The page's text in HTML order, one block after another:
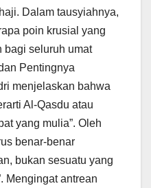
Dalam tausyiahnya,
poin krusial yang
bagi seluruh umat
Pentingnya
menjelaskan bahwa
Al-Qasdu atau
yang mulia”. Oleh
benar-benar
bukan sesuatu yang
Mengingat antrean